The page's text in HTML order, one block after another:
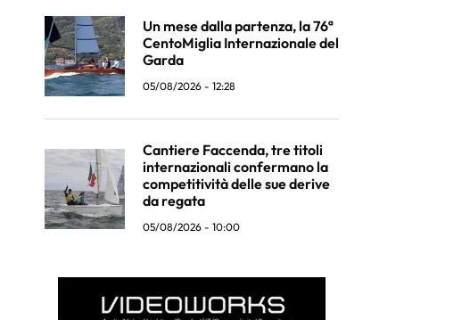
Un mese dalla partenza, la 76ª
CentoMiglia Internazionale del
Garda
05/08/2026 - 12:28
Cantiere Faccenda, tre titoli
internazionali confermano la
competitività delle sue derive
da regata
05/08/2026 - 10:00